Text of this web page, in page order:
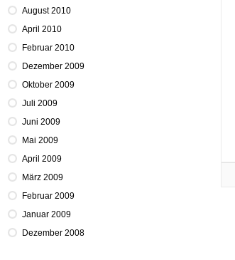
August 2010
April 2010
Februar 2010
Dezember 2009
Oktober 2009
Juli 2009
Juni 2009
Mai 2009
April 2009
März 2009
Februar 2009
Januar 2009
Dezember 2008